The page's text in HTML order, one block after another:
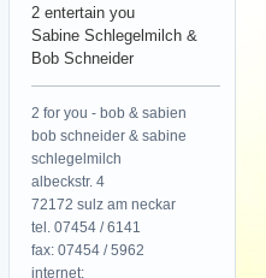
2 entertain you
Sabine Schlegelmilch &
Bob Schneider
2 for you - bob & sabien
bob schneider & sabine
schlegelmilch
albeckstr. 4
72172 sulz am neckar
tel. 07454 / 6141
fax: 07454 / 5962
internet: